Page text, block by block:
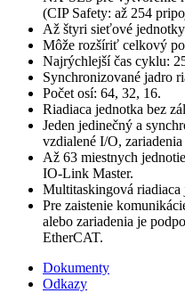
(CIP Safety: až 254
Až štyri sieťové
Môže rozšíriť celkový
Najrýchlejší čas cyklu:
Synchronizované jadro
Počet osí: 64, 32, 16.
Riadiaca jednotka bez
Jeden jedinečný a
vzdialené I/O,
Až 63 miestnych
IO-Link Master.
Multitaskingová riadiaca
Pre zaistenie
alebo zariadenia je
EtherCAT.
Dokumenty
Odkazy